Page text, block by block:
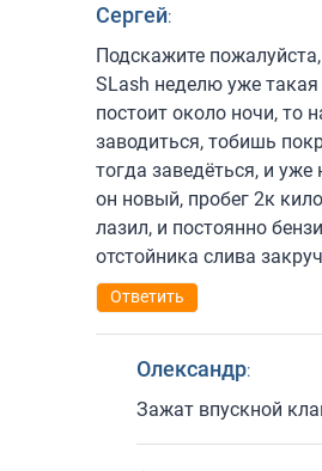
Сергей:
Подскажите
SLash неделю уже
постоит около ночи, то
заводиться, тобишь
тогда заведёться, и
он новый, пробег 2к
лазил, и постоянно
отстойника слива
Ответить
Олександр:
Зажат впускной